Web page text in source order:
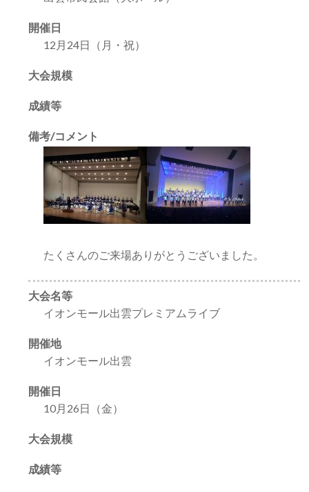
開催日
12月24日（月・祝）
大会規模
成績等
備考/コメント
たくさんのご来場ありがとうございました。
大会名等
イオンモール出雲プレミアムライブ
開催地
イオンモール出雲
開催日
10月26日（金）
大会規模
成績等